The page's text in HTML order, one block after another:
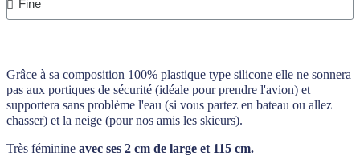
Grâce à sa composition 100% plastique type silicone elle ne sonnera
pas aux portiques de sécurité (idéale pour prendre l'avion) et
supportera sans problème l'eau (si vous partez en bateau ou allez
chasser) et la neige (pour nos amis les skieurs).
Très féminine avec ses 2 cm de large et 115 cm.